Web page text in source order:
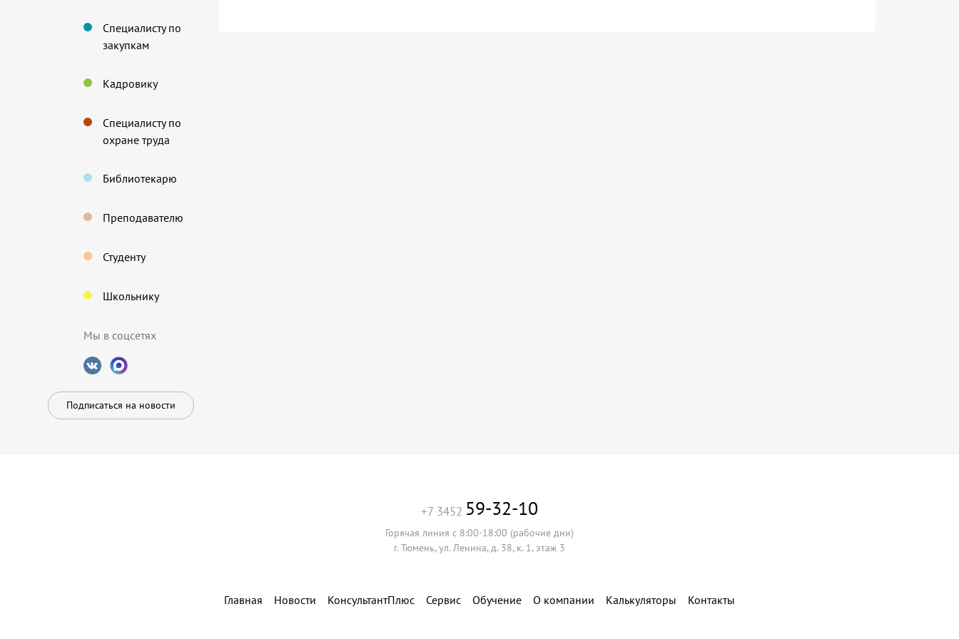
Специалисту по
закупкам
Кадровику
Специалисту по
охране труда
Библиотекарю
Преподавателю
Студенту
Школьнику
Мы в соцсетях
Подписаться на новости
+7 3452 59-32-10
Горячая линия с 8:00-18:00 (рабочие дни)
г. Тюмень, ул. Ленина, д. 38, к. 1, этаж 3
Главная Новости КонсультантПлюс Сервис Обучение О компании Калькуляторы Контакты